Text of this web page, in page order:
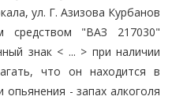
ул. Г. Азизова Курбанов
средством "ВАЗ 217030"
знак < ... > при наличии
что он находится в
опьянения - запах алкоголя